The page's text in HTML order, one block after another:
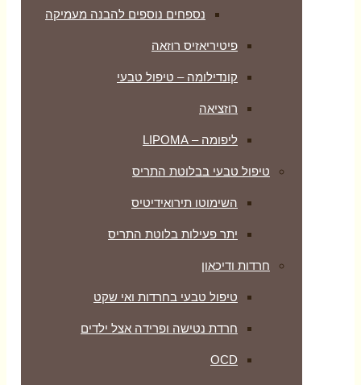
נספחים נוספים להבנה מעמיקה
פיטיריאזיס רוזאה
קונדילומה – טיפול טבעי
רוזציאה
ליפומה – LIPOMA
טיפול טבעי בבלוטת התריס
השימוטו תירואידיטיס
יתר פעילות בלוטת התריס
חרדות ודיכאון
טיפול טבעי בחרדות ואי שקט
חרדת נטישה ופרידה אצל ילדים
OCD